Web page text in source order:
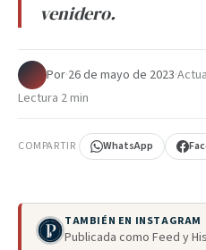
venidero.
Por·26 de mayo de 2023·
Lectura 2 min
COMPARTIR WhatsApp
TAMBIÉN EN INSTAGRAM
Publicada como Feed y